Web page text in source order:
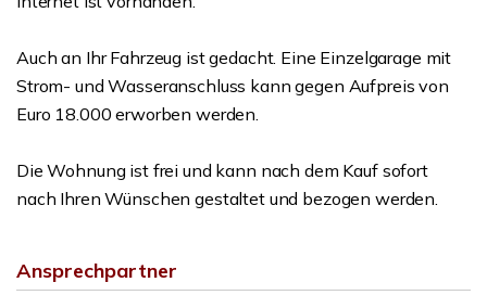
Auch an Ihr Fahrzeug ist gedacht. Eine Einzelgarage mit
Strom- und Wasseranschluss kann gegen Aufpreis von
Euro 18.000 erworben werden.
Die Wohnung ist frei und kann nach dem Kauf sofort
nach Ihren Wünschen gestaltet und bezogen werden.
Ansprechpartner